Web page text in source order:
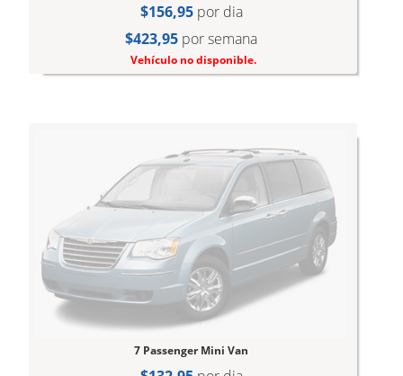
$156,95por dia
$423,95 por semana
Vehículo no disponible.
7 Passenger Mini Van